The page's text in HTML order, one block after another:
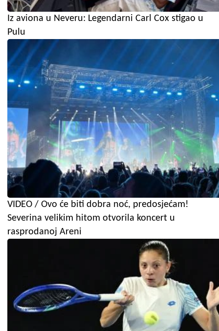
Iz aviona u Neveru: Legendarni Carl Cox stigao u
Pulu
VIDEO / Ovo će biti dobra noć, predosjećam!
Severina velikim hitom otvorila koncert u
rasprodanoj Areni